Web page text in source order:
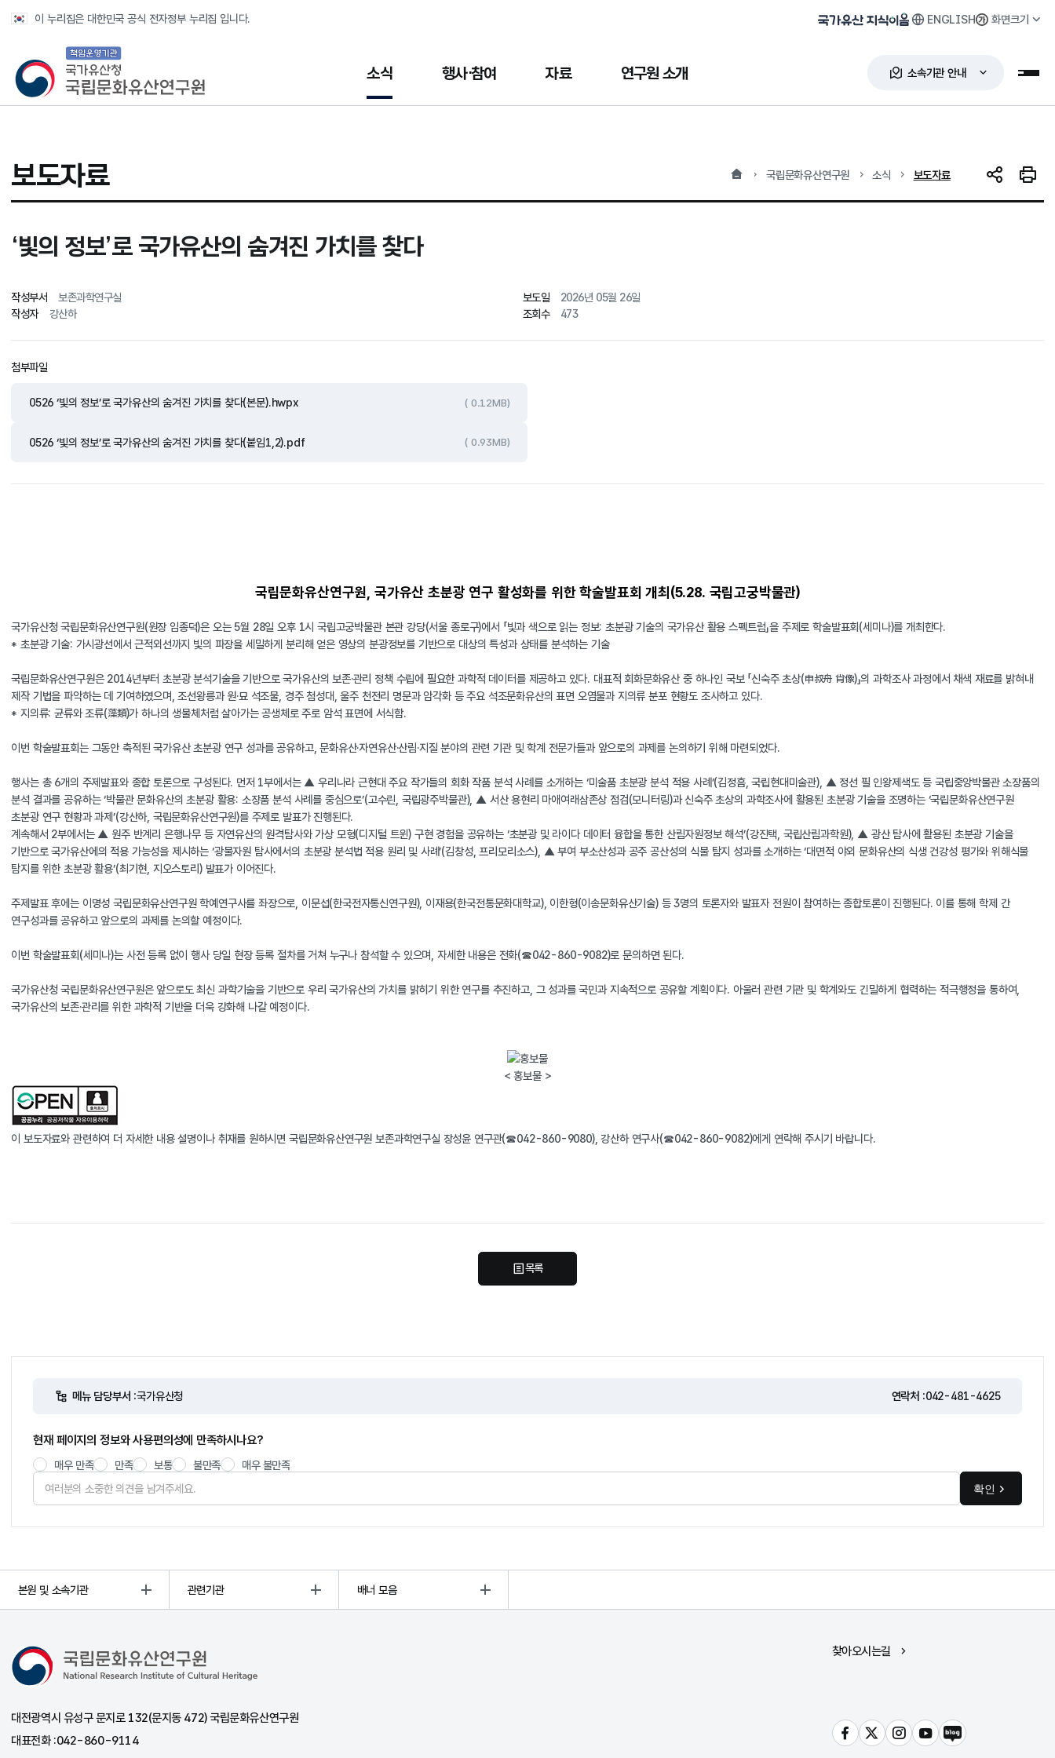
이 누리집은 대한민국 공식 전자정부 누리집 입니다.
국가유산 지식이음 ENGLISH 화면크기
국가유산청 국립문화유산연구원
소식 행사·참여 자료 연구원 소개 소속기관 안내 누리
보도자료 홈 국립문화유산연구원 소식 현재 위치
보도자료 SNS 공유인쇄
‘빛의 정보’로 국가유산의 숨겨진 가치를 찾다
작성부서 보존과학연구실 보도일
2026년 05월 26일
작성자
강산하 조회수 473
첨부파일
0526 ‘빛의 정보’로 국가유산의 숨겨진 가치를 찾다(본문).hwpx ( 0.12MB)
0526 ‘빛의 정보’로 국가유산의 숨겨진 가치를 찾다(붙임1,2).pdf ( 0.93MB)
국립문화유산연구원, 국가유산 초분광 연구 활성화를 위한 학술발표회 개최(5.28. 국립고궁박물관)
국가유산청 국립문화유산연구원(원장 임종덕)은 오는 5월 28일 오후 1시 국립고궁박물관 본관 강당(서울 종로구)에서 「빛과 색으로 읽는 정보: 초분광 기술의 국가유산 활용 스펙트럼」을 주제로 학술발표회(세미나)를 개최한다.
* 초분광 기술: 가시광선에서 근적외선까지 빛의 파장을 세밀하게 분리해 얻은 영상의 분광정보를 기반으로 대상의 특성과 상태를 분석하는 기술
국립문화유산연구원은 2014년부터 초분광 분석기술을 기반으로 국가유산의 보존·관리 정책 수립에 필요한 과학적 데이터를 제공하고 있다. 대표적 회화문화유산 중 하나인 국보 「신숙주 초상(申叔舟 肖像)」의 과학조사 과정에서 채색 재료를 밝혀내
제작 기법을 파악하는 데 기여하였으며, 조선왕릉과 원·묘 석조물, 경주 첨성대, 울주 천전리 명문과 암각화 등 주요 석조문화유산의 표면 오염물과 지의류 분포 현황도 조사하고 있다.
* 지의류: 균류와 조류(藻類)가 하나의 생물체처럼 살아가는 공생체로 주로 암석 표면에 서식함.
이번 학술발표회는 그동안 축적된 국가유산 초분광 연구 성과를 공유하고, 문화유산·자연유산·산림·지질 분야의 관련 기관 및 학계 전문가들과 앞으로의 과제를 논의하기 위해 마련되었다.
행사는 총 6개의 주제발표와 종합 토론으로 구성된다. 먼저 1부에서는 ▲ 우리나라 근현대 주요 작가들의 회화 작품 분석 사례를 소개하는 ‘미술품 초분광 분석 적용 사례’(김정흠, 국립현대미술관), ▲ 정선 필 인왕제색도 등 국립중앙박물관 소장품의
분석 결과를 공유하는 ‘박물관 문화유산의 초분광 활용: 소장품 분석 사례를 중심으로’(고수린, 국립광주박물관), ▲ 서산 용현리 마애여래삼존상 점검(모니터링)과 신숙주 초상의 과학조사에 활용된 초분광 기술을 조명하는 ‘국립문화유산연구원
초분광 연구 현황과 과제’(강산하, 국립문화유산연구원)를 주제로 발표가 진행된다.
계속해서 2부에서는 ▲ 원주 반계리 은행나무 등 자연유산의 원격탐사와 가상 모형(디지털 트윈) 구현 경험을 공유하는 ‘초분광 및 라이다 데이터 융합을 통한 산림자원정보 해석’(강진택, 국립산림과학원), ▲ 광산 탐사에 활용된 초분광 기술을
기반으로 국가유산에의 적용 가능성을 제시하는 ‘광물자원 탐사에서의 초분광 분석법 적용 원리 및 사례’(김창성, 프리모리소스), ▲ 부여 부소산성과 공주 공산성의 식물 탐지 성과를 소개하는 ‘대면적 야외 문화유산의 식생 건강성 평가와 위해식물
탐지를 위한 초분광 활용’(최기현, 지오스토리) 발표가 이어진다.
주제발표 후에는 이명성 국립문화유산연구원 학예연구사를 좌장으로, 이문섭(한국전자통신연구원), 이재용(한국전통문화대학교), 이한형(이송문화유산기술) 등 3명의 토론자와 발표자 전원이 참여하는 종합토론이 진행된다. 이를 통해 학제 간
연구성과를 공유하고 앞으로의 과제를 논의할 예정이다.
이번 학술발표회(세미나)는 사전 등록 없이 행사 당일 현장 등록 절차를 거쳐 누구나 참석할 수 있으며, 자세한 내용은 전화(☎042-860-9082)로 문의하면 된다.
국가유산청 국립문화유산연구원은 앞으로도 최신 과학기술을 기반으로 우리 국가유산의 가치를 밝히기 위한 연구를 추진하고, 그 성과를 국민과 지속적으로 공유할 계획이다. 아울러 관련 기관 및 학계와도 긴밀하게 협력하는 적극행정을 통하여,
국가유산의 보존·관리를 위한 과학적 기반을 더욱 강화해 나갈 예정이다.
< 홍보물 >
이 보도자료와 관련하여 더 자세한 내용 설명이나 취재를 원하시면 국립문화유산연구원 보존과학연구실 장성윤 연구관(☎042-860-9080), 강산하 연구사(☎042-860-9082)에게 연락해 주시기 바랍니다.
목록
메뉴 담당부서 :국가유산청 연락처 :042-481-4625
현재 페이지의 정보와 사용편의성에 만족하시나요?
매우 만족 만족 보통 불만족 매우 불만족
확인
본원 및 소속기관 관련기관 배너 모음
국립문화유산연구원
대전광역시 유성구 문지로 132(문지동 472) 국립문화유산연구원
대표전화 :042-860-9114
찾아오시는길
페이스북트위터인스타그램
유튜브블로그